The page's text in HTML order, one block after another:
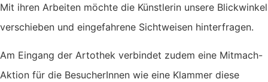
Mit ihren Arbeiten möchte die Künstlerin unsere Blickwinkel
verschieben und eingefahrene Sichtweisen hinterfragen.
Am Eingang der Artothek verbindet zudem eine Mitmach-
Aktion für die BesucherInnen wie eine Klammer diese